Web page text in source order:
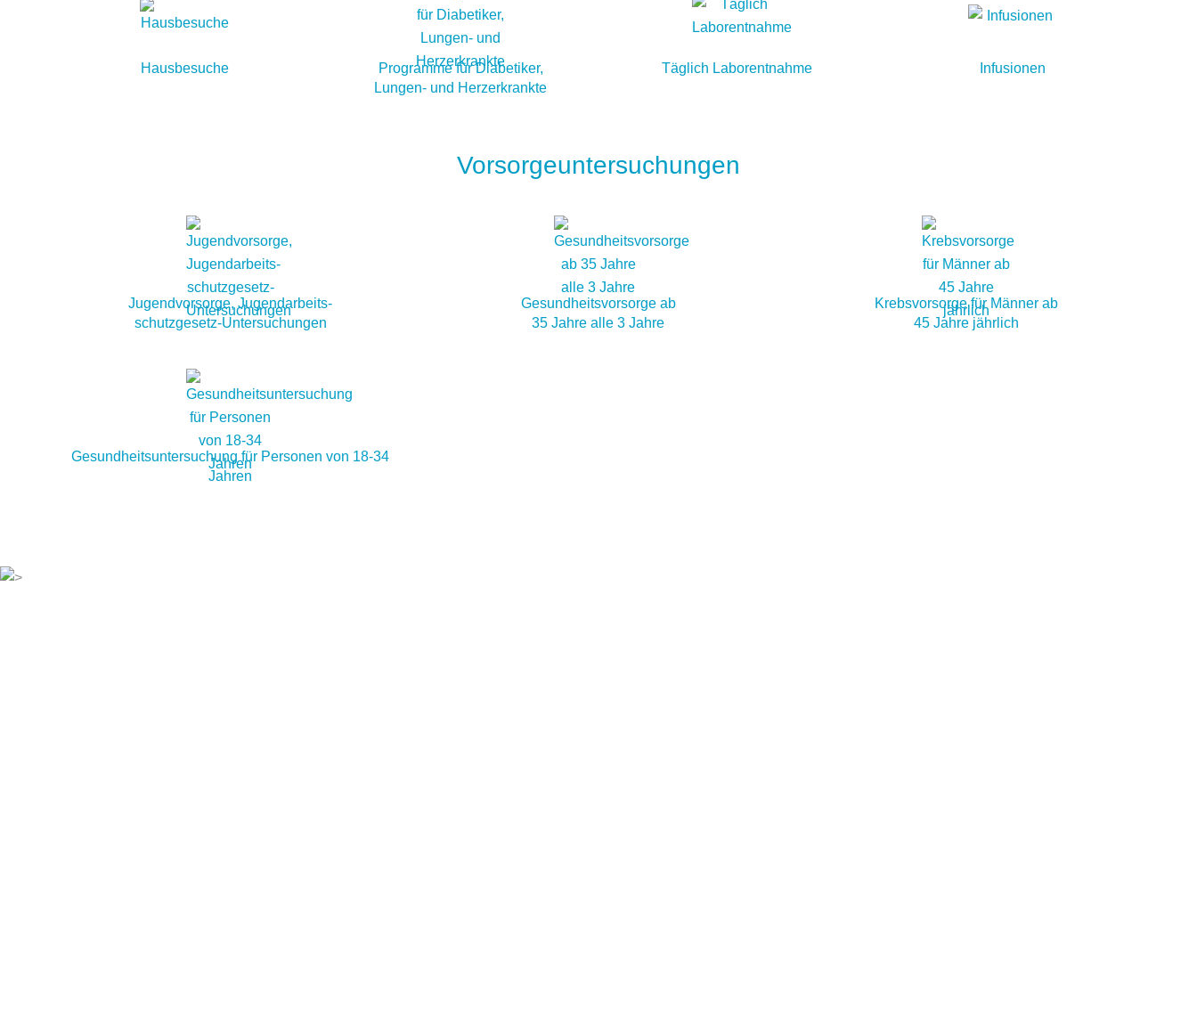
Hausbesuche
Programme für Diabetiker,
Lungen- und Herzerkrankte
Täglich Laborentnahme Infusionen
Vorsorgeuntersuchungen
Jugendvorsorge, Jugendarbeits-
schutzgesetz-Untersuchungen
Gesundheitsvorsorge ab
35 Jahre alle 3 Jahre
Krebsvorsorge für Männer ab
45 Jahre jährlich
Gesundheitsuntersuchung für Personen von 18-34
Jahren